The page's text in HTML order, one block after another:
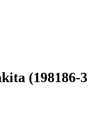
(198186-